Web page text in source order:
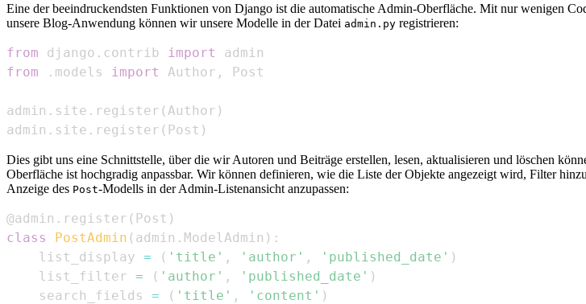
Eine der beeindruckendsten Funktionen von Django ist die automatische Admin-Oberfläche. Mit nur wenigen
unsere Blog-Anwendung können wir unsere Modelle in der Datei admin.py registrieren:
from django . contrib import
from
. models import Author ,
admin . site . register ( Author )
admin . site . register ( Post )
Dies gibt uns eine Schnittstelle, über die wir Autoren und Beiträge erstellen, lesen, aktualisieren und löschen
Oberfläche ist hochgradig anpassbar. Wir können definieren, wie die Liste der Objekte angezeigt wird, Filter
Anzeige des Post-Modells in der Admin-Listenansicht anzupassen:
@admin . register ( Post )
class
PostAdmin ( admin . ModelAdmin ) :
    list_display
= ( 'title' , 'author' , 'published_date' )
    list_filter
= ( 'author' , 'published_date' )
    search_fields
= ( 'title' , 'content' )